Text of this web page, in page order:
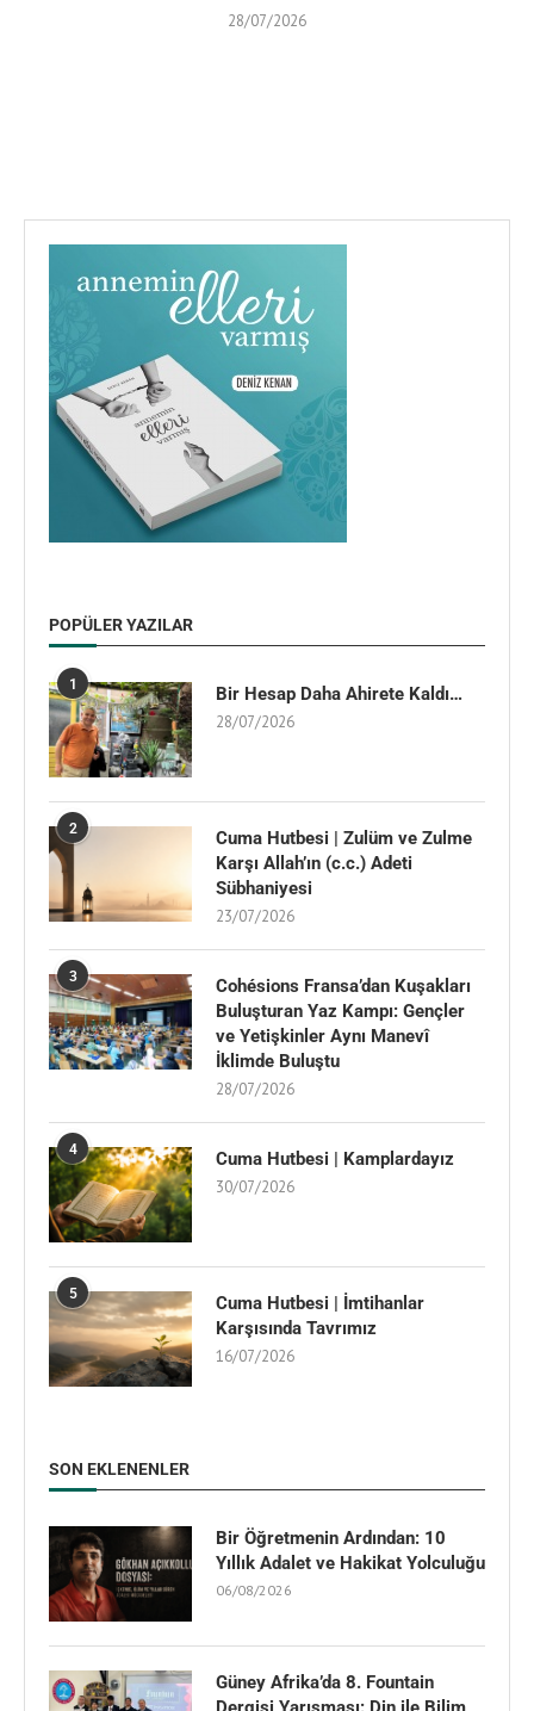
28/07/2026
POPÜLER YAZILAR
1 Bir Hesap Daha Ahirete Kaldı…
28/07/2026
2
Cuma Hutbesi | Zulüm ve Zulme
Karşı Allah’ın (c.c.) Adeti
Sübhaniyesi
23/07/2026
3
Cohésions Fransa’dan Kuşakları
Buluşturan Yaz Kampı: Gençler
ve Yetişkinler Aynı Manevî
İklimde Buluştu
28/07/2026
4 Cuma Hutbesi | Kamplardayız
30/07/2026
5
Cuma Hutbesi | İmtihanlar
Karşısında Tavrımız
16/07/2026
SON EKLENENLER
Bir Öğretmenin Ardından: 10
Yıllık Adalet ve Hakikat Yolculuğu
06/08/2026
Güney Afrika’da 8. Fountain